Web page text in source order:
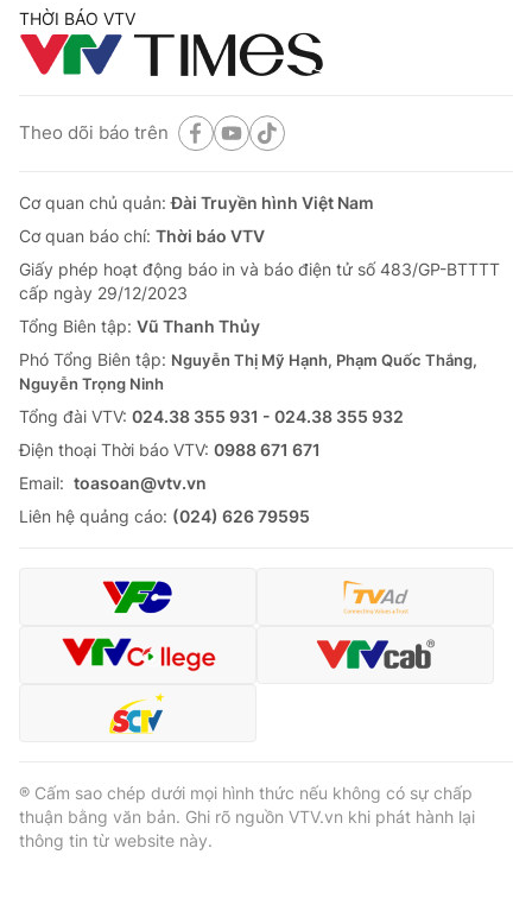
THỜI BÁO VTV
Theo dõi báo trên
Cơ quan chủ quản:Đài Truyền hình Việt Nam
Cơ quan báo chí: Thời báo VTV
Giấy phép hoạt động báo in và báo điện tử số 483/GP-BTTTT
cấp ngày 29/12/2023
Tổng Biên tập: Vũ Thanh Thủy
Phó Tổng Biên tập: Nguyễn Thị Mỹ Hạnh, Phạm Quốc Thắng,
Nguyễn Trọng Ninh
Tổng đài VTV: 024.38 355 931 - 024.38 355 932
Ðiện thoại Thời báo VTV: 0988 671 671
Email: toasoan@vtv.vn
Liên hệ quảng cáo: (024) 626 79595
® Cấm sao chép dưới mọi hình thức nếu không có sự chấp
thuận bằng văn bản. Ghi rõ nguồn VTV.vn khi phát hành lại
thông tin từ website này.